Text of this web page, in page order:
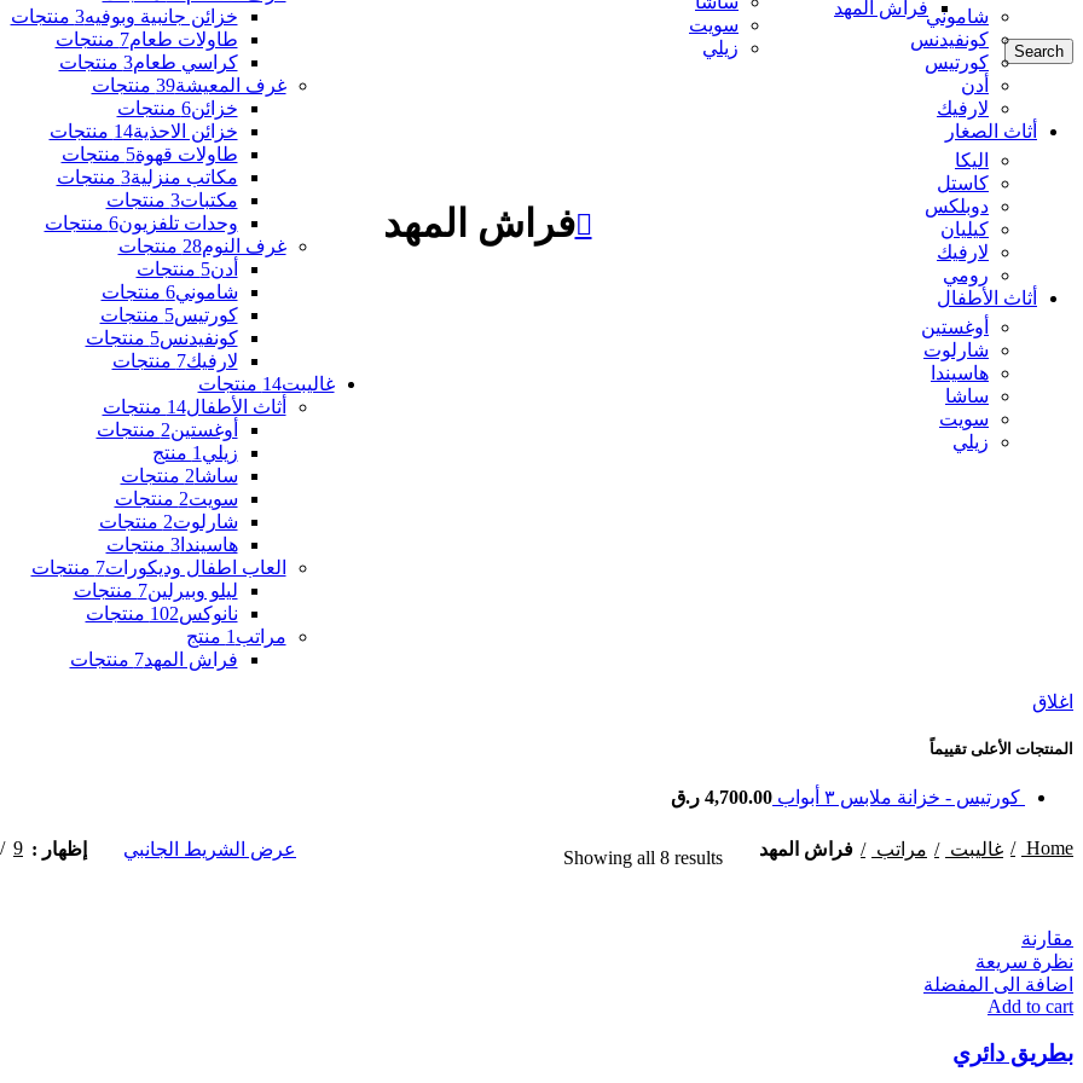
فراش المهد
Search
شاموني
كونفيدنس
كورتيس
أدن
لارفيك
أثاث الصغار
اليكا
كاستل
دوبلكس
كيليان
لارفيك
رومي
أثاث الأطفال
أوغستين
شارلوت
هاسيندا
ساشا
سويت
زيلي
سويت
زيلي
فراش المهد
خزائن جانبية وبوفيه3 منتجات
طاولات طعام7 منتجات
كراسي طعام3 منتجات
غرف المعيشة39 منتجات
خزائن6 منتجات
خزائن الاحذية14 منتجات
طاولات قهوة5 منتجات
مكاتب منزلية3 منتجات
مكتبات3 منتجات
وحدات تلفزيون6 منتجات
غرف النوم28 منتجات
أدن5 منتجات
شاموني6 منتجات
كورتيس5 منتجات
كونفيدنس5 منتجات
لارفيك7 منتجات
غاليبت14 منتجات
أثاث الأطفال14 منتجات
أوغستين2 منتجات
زيلي 1 منتج
ساشا2 منتجات
سويت2 منتجات
شارلوت2 منتجات
هاسيندا3 منتجات
العاب اطفال وديكورات7 منتجات
ليلو وبيرلين7 منتجات
نانوكس102 منتجات
مراتب 1 منتج
فراش المهد7 منتجات
اغلاق
المنتجات الأعلى تقييماً
كورتيس - خزانة ملابس ٣ أبواب 4,700.00 ر.ق
Home غاليبت مراتب فراش المهد Showing all 8 results عرض الشريط الجانبي إظهار 9
مقارنة
نظرة سريعة
اضافة الى المفضلة
Add to cart
بطريق دائري